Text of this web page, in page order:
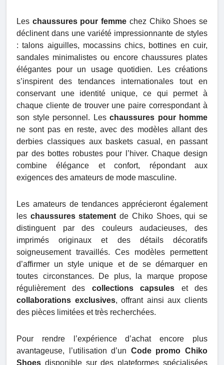
Les chaussures pour femme chez Chiko Shoes se
déclinent dans une variété impressionnante de styles
: talons aiguilles, mocassins chics, bottines en cuir,
sandales minimalistes ou encore chaussures plates
élégantes pour un usage quotidien. Les créations
s’inspirent des tendances internationales tout en
conservant une identité unique, ce qui permet à
chaque cliente de trouver une paire correspondant à
son style personnel. Les chaussures pour homme
ne sont pas en reste, avec des modèles allant des
derbies classiques aux baskets casual, en passant
par des bottes robustes pour l’hiver. Chaque design
combine élégance et confort, répondant aux
exigences des amateurs de mode masculine.
Les amateurs de tendances apprécieront également
les chaussures statement de Chiko Shoes, qui se
distinguent par des couleurs audacieuses, des
imprimés originaux et des détails décoratifs
soigneusement travaillés. Ces modèles permettent
d’affirmer un style unique et de se démarquer en
toutes circonstances. De plus, la marque propose
régulièrement des collections capsules et des
collaborations exclusives, offrant ainsi aux clients
des pièces limitées et très recherchées.
Pour rendre l’expérience d’achat encore plus
avantageuse, l’utilisation d’un Code promo Chiko
Shoes disponible sur des plateformes spécialisées